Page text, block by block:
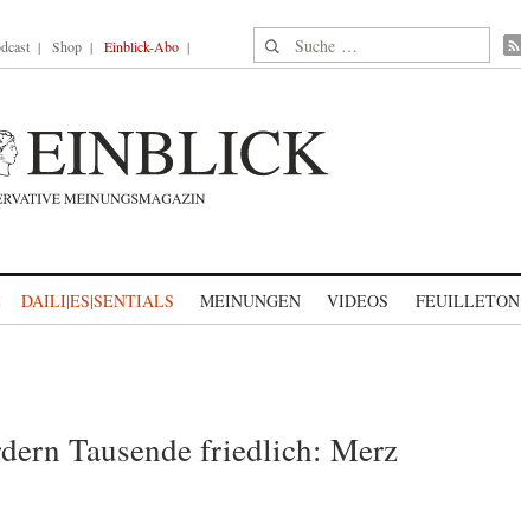
Shop Einblick-Abo Suche nach:
DAILI|ES|SENTIALS MEINUNGEN VIDEOS FEUILLETON
Tausende friedlich: Merz